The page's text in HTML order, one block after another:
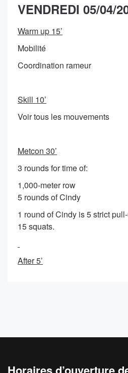
VENDREDI 05/04/
Warm up 15’
Mobilité
Coordination rameur
Skill 10’
Voir tous les mouvements
Metcon 30’
3 rounds for time of:
1,000-meter row
5 rounds of Cindy
1 round of Cindy is 5 strict
15 squats.
After 5’